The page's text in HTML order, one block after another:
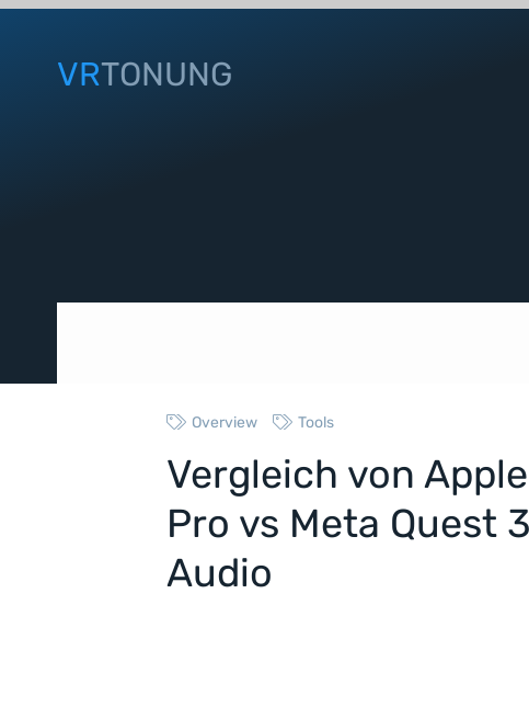
VRTONUNG
Overview Tools
Vergleich von
Pro vs Meta Quest
Audio